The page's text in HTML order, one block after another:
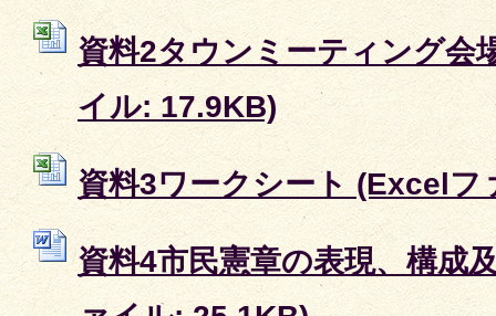
資料2タウンミーティング会
イル: 17.9KB)
資料3ワークシート (Excelフ
資料4市民憲章の表現、構成